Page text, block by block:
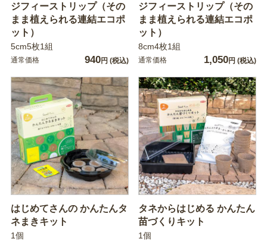
ジフィーストリップ（その
まま植えられる連結エコポ
ット）
5cm5枚1組
通常価格 940円 (税込)
ジフィーストリップ（その
まま植えられる連結エコポ
ット）
8cm4枚1組
通常価格 1,050円 (税込)
はじめてさんの かんたんタ
ネまきキット
1個
タネからはじめる かんたん
苗づくりキット
1個